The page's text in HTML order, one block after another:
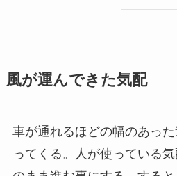
風が運んできた気配
車が通れるほどの幅のあっ
ってくる。人が使っている